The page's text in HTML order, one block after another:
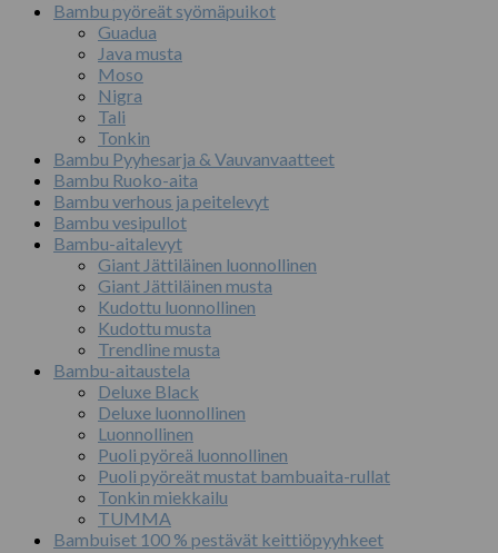
Bambu pyöreät syömäpuikot
Guadua
Java musta
Moso
Nigra
Tali
Tonkin
Bambu Pyyhesarja & Vauvanvaatteet
Bambu Ruoko-aita
Bambu verhous ja peitelevyt
Bambu vesipullot
Bambu-aitalevyt
Giant Jättiläinen luonnollinen
Giant Jättiläinen musta
Kudottu luonnollinen
Kudottu musta
Trendline musta
Bambu-aitaustela
Deluxe Black
Deluxe luonnollinen
Luonnollinen
Puoli pyöreä luonnollinen
Puoli pyöreät mustat bambuaita-rullat
Tonkin miekkailu
TUMMA
Bambuiset 100 % pestävät keittiöpyyhkeet